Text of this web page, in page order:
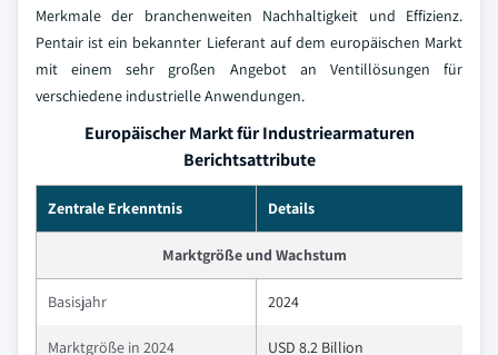
Merkmale der branchenweiten Nachhaltigkeit und Effizienz.
Pentair ist ein bekannter Lieferant auf dem europäischen Markt
mit einem sehr großen Angebot an Ventillösungen für
verschiedene industrielle Anwendungen.
Europäischer Markt für Industriearmaturen
Berichtsattribute
Zentrale Erkenntnis Details
Marktgröße und Wachstum
Basisjahr 2024
Marktgröße in 2024 USD 8.2 Billion